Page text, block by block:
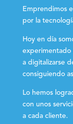
Emprendimos
por la
Hoy en día
experimentado
a digitalizarse
consiguiendo
Lo hemos
con unos
a cada cliente.